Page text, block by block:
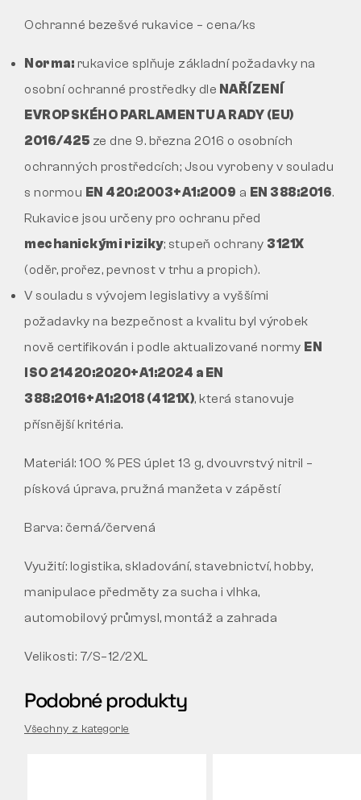
Ochranné bezešvé rukavice – cena/ks
Norma: rukavice splňuje základní požadavky na
osobní ochranné prostředky dle NAŘÍZENÍ
EVROPSKÉHO PARLAMENTU A RADY (EU)
2016/425 ze dne 9. března 2016 o osobních
ochranných prostředcích; Jsou vyrobeny v souladu
s normou EN 420:2003+A1:2009 a EN 388:2016.
Rukavice jsou určeny pro ochranu před
mechanickými riziky; stupeň ochrany 3121X
(oděr, prořez, pevnost v trhu a propich).
V souladu s vývojem legislativy a vyššími
požadavky na bezpečnost a kvalitu byl výrobek
nově certifikován i podle aktualizované normy EN
ISO 21420:2020+A1:2024 a EN
388:2016+A1:2018 (4121X), která stanovuje
přísnější kritéria.
Materiál: 100 % PES úplet 13 g, dvouvrstvý nitril –
písková úprava, pružná manžeta v zápěstí
Barva: černá/červená
Využití: logistika, skladování, stavebnictví, hobby,
manipulace předměty za sucha i vlhka,
automobilový průmysl, montáž a zahrada
Velikosti: 7/S–12/2XL
Podobné produkty
Všechny z kategorie